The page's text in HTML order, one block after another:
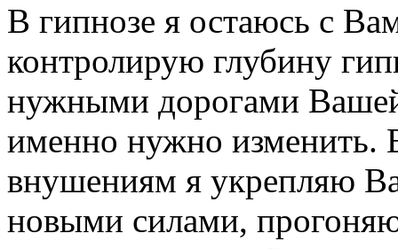
В гипнозе я остаюсь с
контролирую глубину
нужными дорогами
именно нужно изменить.
внушениям я укрепляю
новыми силами,